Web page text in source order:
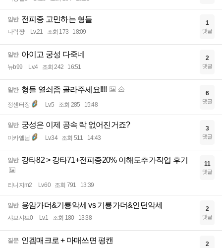
일반 전피증 고민하는 형들
나락쨩 Lv.21 조회 173 18:09
1
댓글
일반 아이고 궁성 다죽네
뉴b99 Lv.4 조회 242 16:51
2
댓글
일반 형들 열쇠좀 골라주세요!!!!
정센터장 Lv.5 조회 285 15:48
6
댓글
일반 궁성은 이제 공속 락 없어진거죠?
미카엘님 Lv.34 조회 511 14:43
3
댓글
일반 강타82 > 강타71+전피증20% 이해도추가작업 후기
리니지m2 Lv.60 조회 791 13:39
11
댓글
일반 용암가더&기룡악세 vs 기룡가더&인던악세
샤브샤브0 Lv.1 조회 180 13:38
2
댓글
질문 인겜매크로 + 마매쓰면 평캔 2